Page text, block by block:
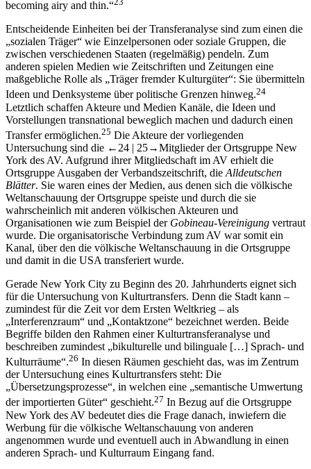
becoming airy and thin.“
Entscheidende Einheiten bei der Transferanalyse sind zum einen die
„sozialen Träger“ wie Einzelpersonen oder soziale Gruppen, die
zwischen verschiedenen Staaten (regelmäßig) pendeln. Zum
anderen spielen Medien wie Zeitschriften und Zeitungen eine
maßgebliche Rolle als „Träger fremder Kulturgüter“: Sie übermitteln
Ideen und Denksysteme über politische Grenzen hinweg.24
Letztlich schaffen Akteure und Medien Kanäle, die Ideen und
Vorstellungen transnational beweglich machen und dadurch einen
Transfer ermöglichen.25 Die Akteure der vorliegenden
Untersuchung sind die ←24 | 25→Mitglieder der Ortsgruppe New
York des AV. Aufgrund ihrer Mitgliedschaft im AV erhielt die
Ortsgruppe Ausgaben der Verbandszeitschrift, die Alldeutschen
Blätter. Sie waren eines der Medien, aus denen sich die völkische
Weltanschauung der Ortsgruppe speiste und durch die sie
wahrscheinlich mit anderen völkischen Akteuren und
Organisationen wie zum Beispiel der Gobineau-Vereinigung vertraut
wurde. Die organisatorische Verbindung zum AV war somit ein
Kanal, über den die völkische Weltanschauung in die Ortsgruppe
und damit in die USA transferiert wurde.
Gerade New York City zu Beginn des 20. Jahrhunderts eignet sich
für die Untersuchung von Kulturtransfers. Denn die Stadt kann –
zumindest für die Zeit vor dem Ersten Weltkrieg – als
„Interferenzraum“ und „Kontaktzone“ bezeichnet werden. Beide
Begriffe bilden den Rahmen einer Kulturtransferanalyse und
beschreiben zumindest „bikulturelle und bilinguale […] Sprach- und
Kulturräume“.26 In diesen Räumen geschieht das, was im Zentrum
der Untersuchung eines Kulturtransfers steht: Die
„Übersetzungsprozesse“, in welchen eine „semantische Umwertung
der importierten Güter“ geschieht.27 In Bezug auf die Ortsgruppe
New York des AV bedeutet dies die Frage danach, inwiefern die
Werbung für die völkische Weltanschauung von anderen
angenommen wurde und eventuell auch in Abwandlung in einen
anderen Sprach- und Kulturraum Eingang fand.